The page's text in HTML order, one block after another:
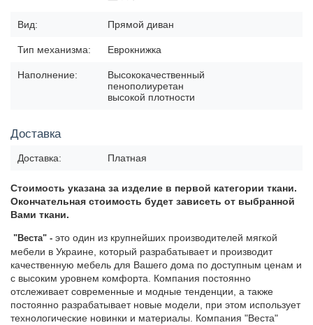
Вид: Прямой диван
Тип механизма: Еврокнижка
Наполнение:
Высококачественный
пенополиуретан
высокой плотности
Доставка
Доставка: Платная
Стоимость указана за изделие в первой категории ткани.
Окончательная стоимость будет зависеть от выбранной
Вами ткани.
"Веста" - это один из крупнейших производителей мягкой
мебели в Украине, который разрабатывает и производит
качественную мебель для Вашего дома по доступным ценам и
с высоким уровнем комфорта. Компания постоянно
отслеживает современные и модные тенденции, а также
постоянно разрабатывает новые модели, при этом использует
технологические новинки и материалы. Компания "Веста"